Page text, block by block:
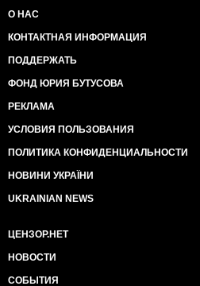
О НАС
КОНТАКТНАЯ ИНФОРМАЦИЯ
ПОДДЕРЖАТЬ
ФОНД ЮРИЯ БУТУСОВА
РЕКЛАМА
УСЛОВИЯ ПОЛЬЗОВАНИЯ
ПОЛИТИКА КОНФИДЕНЦИАЛЬНОСТИ
НОВИНИ УКРАЇНИ
UKRAINIAN NEWS
ЦЕНЗОР.НЕТ
НОВОСТИ
СОБЫТИЯ